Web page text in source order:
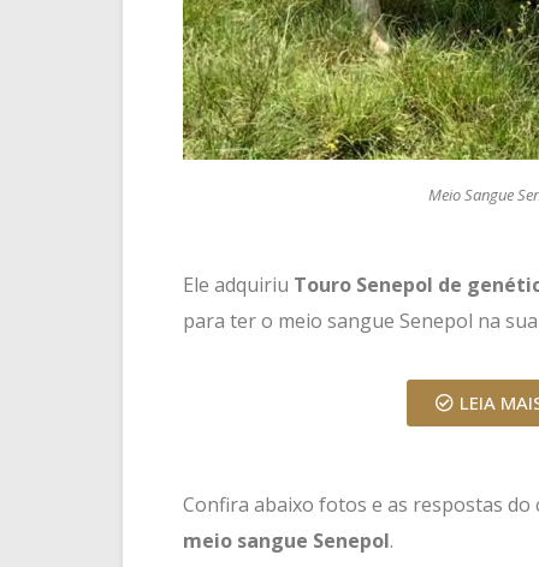
Meio Sangue
Ele adquiriu Touro Senepol de
para ter o meio sangue Senepol na
LEIA
Confira abaixo fotos e as respostas
meio sangue Senepol.